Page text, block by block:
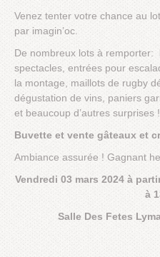
Venez tenter votre chance au
par imagin’oc.
De nombreux lots à remporter:
spectacles, entrées pour
la montage, maillots de rugby
dégustation de vins, paniers
et beaucoup d’autres surprises !
Buvette et vente gâteaux et
Ambiance assurée ! Gagnant
Vendredi 03 mars 2024 à
à
Salle Des Fetes